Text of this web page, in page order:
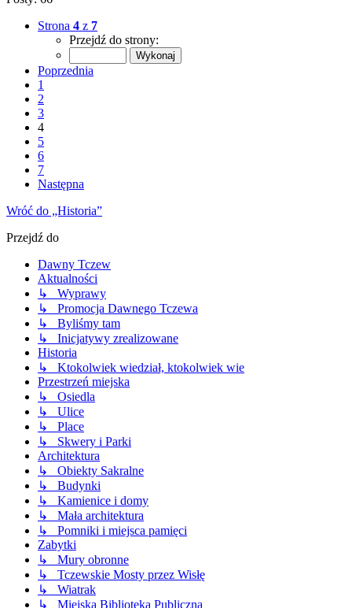
Strona 4 z 7
Przejdź do strony:
Poprzednia
1
2
3
4
5
6
7
Następna
Wróć do „Historia”
Przejdź do
Dawny Tczew
Aktualności
↳ Wyprawy
↳ Promocja Dawnego Tczewa
↳ Byliśmy tam
↳ Inicjatywy zrealizowane
Historia
↳ Ktokolwiek wiedział, ktokolwiek wie
Przestrzeń miejska
↳ Osiedla
↳ Ulice
↳ Place
↳ Skwery i Parki
Architektura
↳ Obiekty Sakralne
↳ Budynki
↳ Kamienice i domy
↳ Mała architektura
↳ Pomniki i miejsca pamięci
Zabytki
↳ Mury obronne
↳ Tczewskie Mosty przez Wisłę
↳ Wiatrak
↳ Miejska Biblioteka Publiczna